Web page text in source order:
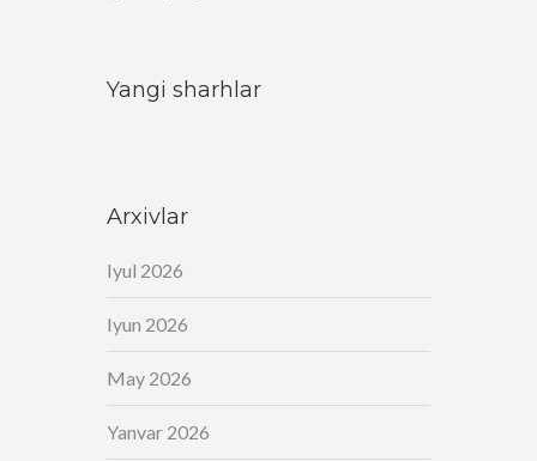
Yangi sharhlar
Arxivlar
Iyul 2026
Iyun 2026
May 2026
Yanvar 2026